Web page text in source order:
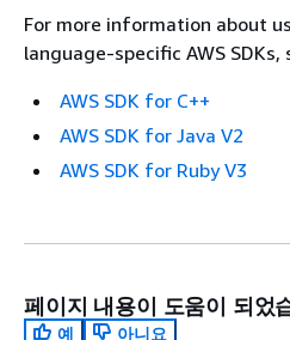
For more information about
language-specific AWS
AWS SDK for C++
AWS SDK for Java V2
AWS SDK for Ruby V3
페이지 내용이 도움이 되었
예
아니요